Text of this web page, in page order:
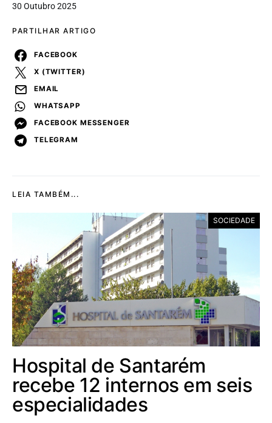
30 Outubro 2025
PARTILHAR ARTIGO
FACEBOOK
X (TWITTER)
EMAIL
WHATSAPP
FACEBOOK MESSENGER
TELEGRAM
LEIA TAMBÉM...
SOCIEDADE
Hospital de Santarém
recebe 12 internos em seis
especialidades